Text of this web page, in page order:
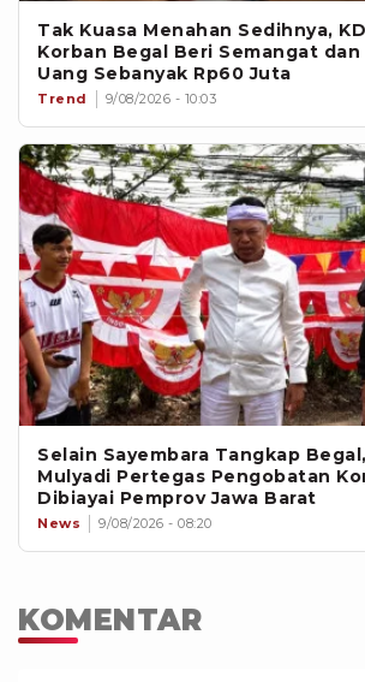
Tak Kuasa Menahan Sedihnya,
Korban Begal Beri Semangat
Uang Sebanyak Rp60 Juta
Trend 9/08/2026 - 10:03
Selain Sayembara Tangkap
Mulyadi Pertegas Pengobatan
Dibiayai Pemprov Jawa Barat
News 9/08/2026 - 08:20
KOMENTAR